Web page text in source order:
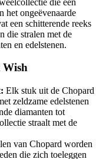
het ongeëvenaarde
een schitterende reeks
die stralen met de
en edelstenen.
Elk stuk uit de Chopard
zeldzame edelstenen
diamanten tot
straalt met de
van Chopard worden
die zich toeleggen